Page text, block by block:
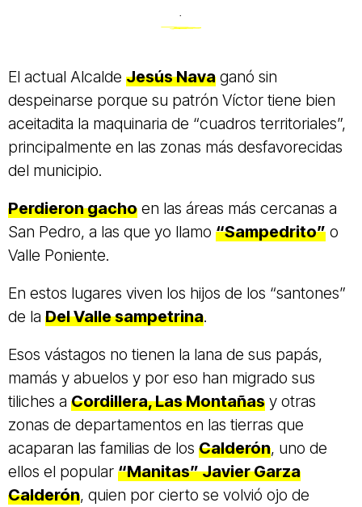
El actual Alcalde Jesús Nava ganó sin
despeinarse porque su patrón Víctor tiene bien
aceitadita la maquinaria de “cuadros territoriales”,
principalmente en las zonas más desfavorecidas
del municipio.
Perdieron gacho en las áreas más cercanas a
San Pedro, a las que yo llamo “Sampedrito” o
Valle Poniente.
En estos lugares viven los hijos de los “santones”
de la Del Valle sampetrina.
Esos vástagos no tienen la lana de sus papás,
mamás y abuelos y por eso han migrado sus
tiliches a Cordillera, Las Montañas y otras
zonas de departamentos en las tierras que
acaparan las familias de los Calderón, uno de
ellos el popular “Manitas” Javier Garza
Calderón, quien por cierto se volvió ojo de